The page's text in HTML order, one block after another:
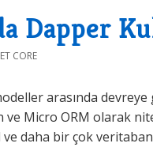
Dapper
CORE
arasında
Micro ORM olarak
ve daha bir çok